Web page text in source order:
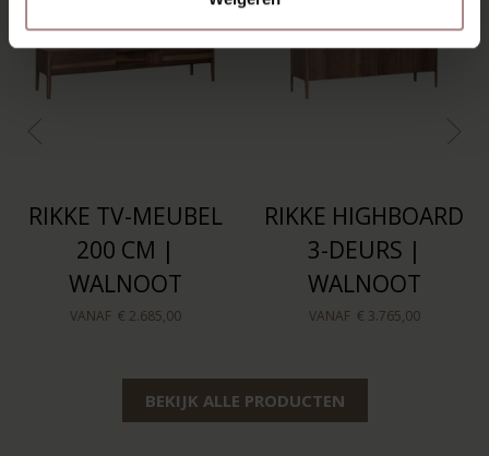
RIKKE TV-MEUBEL
200 CM |
WALNOOT
VANAF € 2.685,00
RIKKE HIGHBOARD
3-DEURS |
WALNOOT
VANAF € 3.765,00
BEKIJK ALLE PRODUCTEN